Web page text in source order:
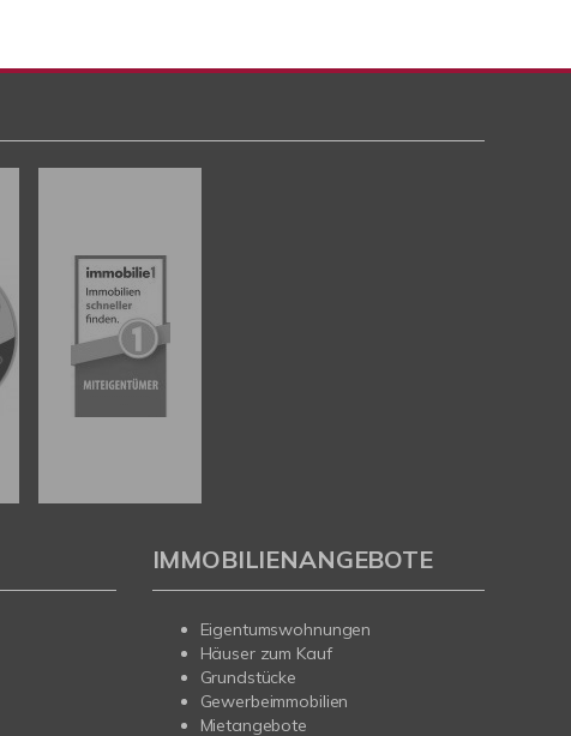
IMMOBILIENANGEBOTE
Eigentumswohnungen
Häuser zum Kauf
Grundstücke
Gewerbeimmobilien
Mietangebote